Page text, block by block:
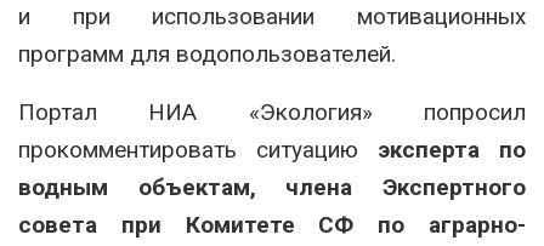
и при использовании мотивационных
программ для водопользователей.
Портал НИА «Экология» попросил
прокомментировать ситуацию эксперта по
водным объектам, члена Экспертного
совета при Комитете СФ по аграрно-